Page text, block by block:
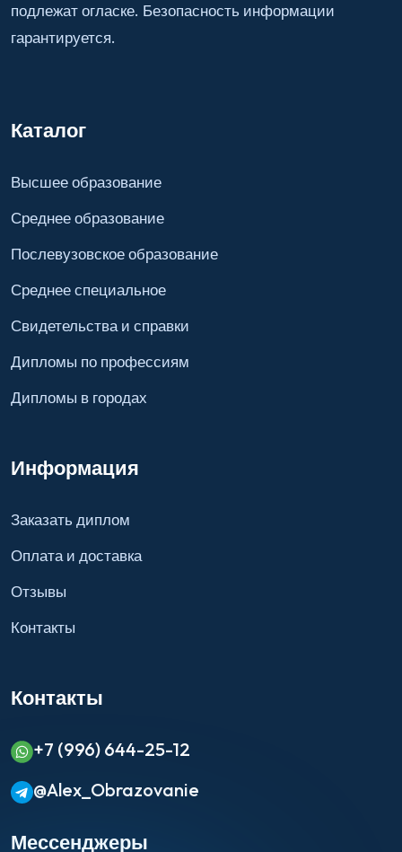
подлежат огласке. Безопасность информации
гарантируется.
Каталог
Высшее образование
Среднее образование
Послевузовское образование
Среднее специальное
Свидетельства и справки
Дипломы по профессиям
Дипломы в городах
Информация
Заказать диплом
Оплата и доставка
Отзывы
Контакты
Контакты
+7 (996) 644-25-12
@Alex_Obrazovanie
Мессенджеры